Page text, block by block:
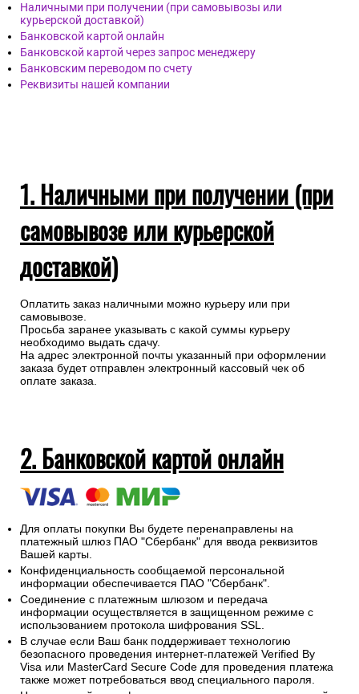
Наличными при получении (при самовывозы или
курьерской доставкой)
Банковской картой онлайн
Банковской картой через запрос менеджеру
Банковским переводом по счету
Реквизиты нашей компании
1. Наличными при получении (при
самовывозе или курьерской
доставкой)
Оплатить заказ наличными можно курьеру или при
самовывозе.
Просьба заранее указывать с какой суммы курьеру
необходимо выдать сдачу.
На адрес электронной почты указанный при оформлении
заказа будет отправлен электронный кассовый чек об
оплате заказа.
2. Банковской картой онлайн
Для оплаты покупки Вы будете перенаправлены на
платежный шлюз ПАО "Сбербанк" для ввода реквизитов
Вашей карты.
Конфиденциальность сообщаемой персональной
информации обеспечивается ПАО "Сбербанк".
Соединение с платежным шлюзом и передача
информации осуществляется в защищенном режиме с
использованием протокола шифрования SSL.
В случае если Ваш банк поддерживает технологию
безопасного проведения интернет-платежей Verified By
Visa или MasterCard Secure Code для проведения платежа
также может потребоваться ввод специального пароля.